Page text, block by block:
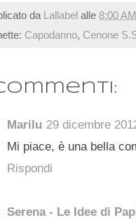
da Lallabel alle 8:00 AM
Capodanno, Cenone
Marilu 29 dicembre
Mi piace, è una bella
Rispondi
Serena - Le Idee di